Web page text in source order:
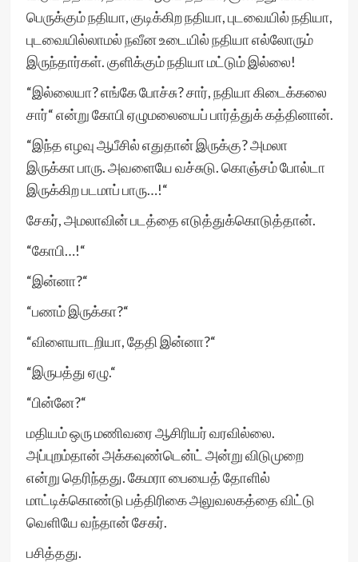
பெருக்கும் நதியா, குடிக்கிற நதியா, புடவையில் நதியா,
புடவையில்லாமல் நவீன உடையில் நதியா எல்லோரும்
இருந்தார்கள். குளிக்கும் நதியா மட்டும் இல்லை!
“இல்லையா? எங்கே போச்சு? சார், நதியா கிடைக்கலை
சார்“ என்று கோபி ஏழுமலையைப் பார்த்துக் கத்தினான்.
“இந்த எழவு ஆபீசில் எதுதான் இருக்கு? அமலா
இருக்கா பாரு. அவளையே வச்சுடு. கொஞ்சம் போல்டா
இருக்கிற படமாப் பாரு…!“
சேகர், அமலாவின் படத்தை எடுத்துக்கொடுத்தான்.
“கோபி…!“
“இன்னா?“
“பணம் இருக்கா?“
“விளையாடறியா, தேதி இன்னா?“
“இருபத்து ஏழு.“
“பின்னே?“
மதியம் ஒரு மணிவரை ஆசிரியர் வரவில்லை.
அப்புறம்தான் அக்கவுண்டென்ட் அன்று விடுமுறை
என்று தெரிந்தது. கேமரா பையைத் தோளில்
மாட்டிக்கொண்டு பத்திரிகை அலுவலகத்தை விட்டு
வெளியே வந்தான் சேகர்.
பசித்தது.